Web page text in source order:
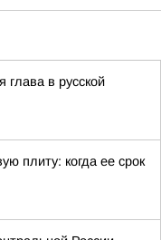
глава в русской
плиту: когда ее срок